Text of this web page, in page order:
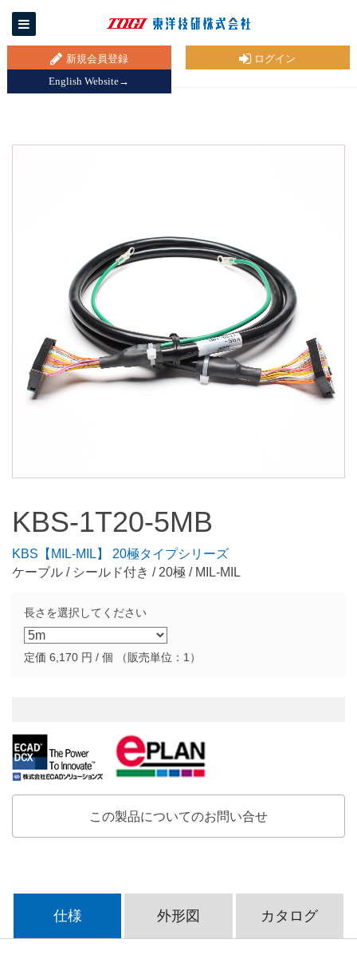
新規会員登録
ログイン
English Website→
KBS-1T20-5MB
KBS【MIL-MIL】 20極タイプシリーズ
ケーブル / シールド付き / 20極 / MIL-MIL
長さを選択してください
定価 6,170 円 / 個 （販売単位：1）
この製品についてのお問い合せ
仕様 外形図 カタログ